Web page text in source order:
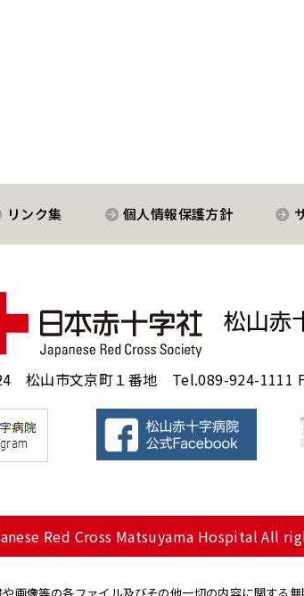
リンク集 個人情報保護方針
松山市文京町１番地 Tel.089-924-1111
Red Cross Matsuyama Hospital All